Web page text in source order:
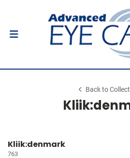
Back to
Kliik:denmark
763